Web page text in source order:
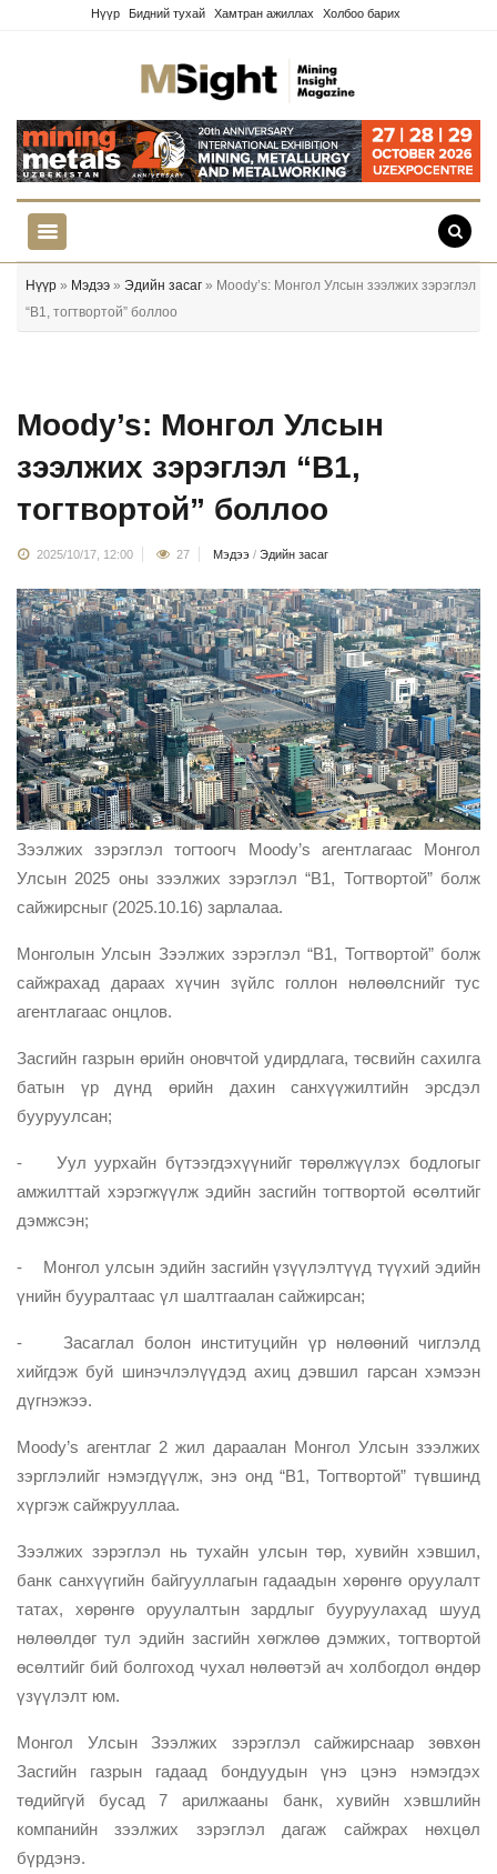
Нүүр Бидний тухай Хамтран ажиллах Холбоо барих
Нүүр » Мэдээ » Эдийн засаг » Мoody’s: Монгол Улсын зээлжих зэрэглэл
“B1, тогтвортой” боллоо
Мoody’s: Монгол Улсын
зээлжих зэрэглэл “B1,
тогтвортой” боллоо
2025/10/17, 12:00 27 Мэдээ / Эдийн засаг
Зээлжих зэрэглэл тогтоогч Moody’s агентлагаас Монгол
Улсын 2025 оны зээлжих зэрэглэл “В1, Тогтвортой” болж
сайжирсныг (2025.10.16) зарлалаа.
Монголын Улсын Зээлжих зэрэглэл “B1, Тогтвортой” болж
сайжрахад дараах хүчин зүйлс голлон нөлөөлснийг тус
агентлагаас онцлов.
Засгийн газрын өрийн оновчтой удирдлага, төсвийн сахилга
батын үр дүнд өрийн дахин санхүүжилтийн эрсдэл
бууруулсан;
-
Уул уурхайн бүтээгдэхүүнийг төрөлжүүлэх бодлогыг
амжилттай хэрэгжүүлж эдийн засгийн тогтвортой өсөлтийг
дэмжсэн;
-
Монгол улсын эдийн засгийн үзүүлэлтүүд түүхий эдийн
үнийн бууралтаас үл шалтгаалан сайжирсан;
-
Засаглал болон институцийн үр нөлөөний чиглэлд
хийгдэж буй шинэчлэлүүдэд ахиц дэвшил гарсан хэмээн
дүгнэжээ.
Мoody’s агентлаг 2 жил дараалан Монгол Улсын зээлжих
зэрглэлийг нэмэгдүүлж, энэ онд “В1, Тогтвортой” түвшинд
хүргэж сайжрууллаа.
Зээлжих зэрэглэл нь тухайн улсын төр, хувийн хэвшил,
банк санхүүгийн байгууллагын гадаадын хөрөнгө оруулалт
татах, хөрөнгө оруулалтын зардлыг бууруулахад шууд
нөлөөлдөг тул эдийн засгийн хөгжлөө дэмжих, тогтвортой
өсөлтийг бий болгоход чухал нөлөөтэй ач холбогдол өндөр
үзүүлэлт юм.
Монгол Улсын Зээлжих зэрэглэл сайжирснаар зөвхөн
Засгийн газрын гадаад бондуудын үнэ цэнэ нэмэгдэх
төдийгүй бусад 7 арилжааны банк, хувийн хэвшлийн
компанийн зээлжих зэрэглэл дагаж сайжрах нөхцөл
бүрдэнэ.